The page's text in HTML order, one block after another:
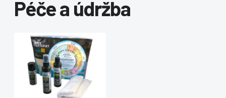
Péče a údržba